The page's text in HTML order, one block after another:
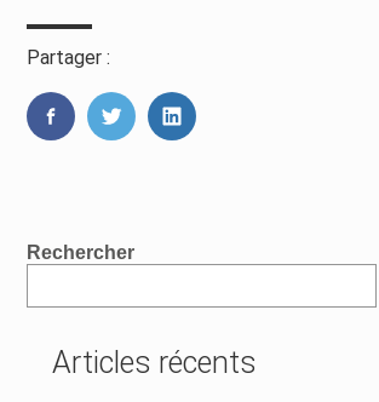
Partager :
FaceBookTwitterLinkedIn
Blog
Rechercher
Articles récents